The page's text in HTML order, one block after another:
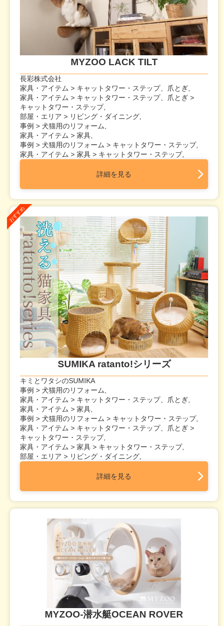
MYZOO LACK TILT
長彩株式会社
家具・アイテム > キャットタワー・ステップ、爪とぎ,
家具・アイテム > キャットタワー・ステップ、爪とぎ >
キャットタワー・ステップ,
部屋・エリア > リビング・ダイニング,
事例 > 犬猫用のリフォーム,
家具・アイテム > 家具,
事例 > 犬猫用のリフォーム > キャットタワー・ステップ,
家具・アイテム > 家具 > キャットタワー・ステップ,
詳細を見る
SUMIKA ratanto!シリーズ
キミとワタシのSUMIKA
事例 > 犬猫用のリフォーム,
家具・アイテム > キャットタワー・ステップ、爪とぎ,
家具・アイテム > 家具,
事例 > 犬猫用のリフォーム > キャットタワー・ステップ,
家具・アイテム > キャットタワー・ステップ、爪とぎ >
キャットタワー・ステップ,
家具・アイテム > 家具 > キャットタワー・ステップ,
部屋・エリア > リビング・ダイニング,
詳細を見る
MYZOO-潜水艇OCEAN ROVER